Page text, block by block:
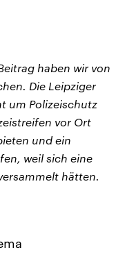
haben wir von
Die Leipziger
um Polizeischutz
vor Ort
und ein
weil sich eine
hätten.